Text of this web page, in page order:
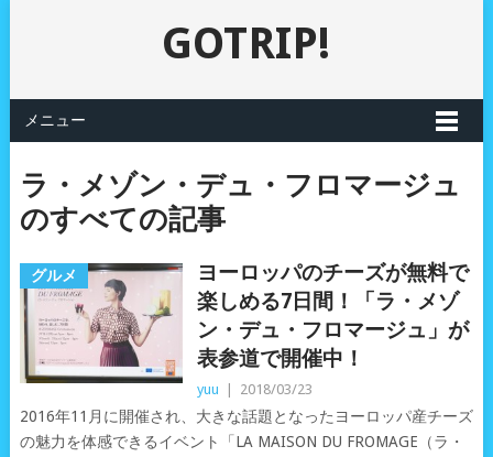
GOTRIP!
メニュー
ラ・メゾン・デュ・フロマージュ
のすべての記事
グルメ
ヨーロッパのチーズが無料で
楽しめる7日間！「ラ・メゾ
ン・デュ・フロマージュ」が
表参道で開催中！
yuu 2018/03/23
2016年11月に開催され、大きな話題となったヨーロッパ産チーズ
の魅力を体感できるイベント「LA MAISON DU FROMAGE（ラ・